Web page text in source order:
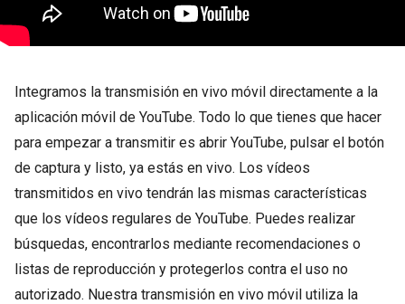
Integramos la transmisión en vivo móvil directamente a la
aplicación móvil de YouTube. Todo lo que tienes que hacer
para empezar a transmitir es abrir YouTube, pulsar el botón
de captura y listo, ya estás en vivo. Los vídeos
transmitidos en vivo tendrán las mismas características
que los vídeos regulares de YouTube. Puedes realizar
búsquedas, encontrarlos mediante recomendaciones o
listas de reproducción y protegerlos contra el uso no
autorizado. Nuestra transmisión en vivo móvil utiliza la